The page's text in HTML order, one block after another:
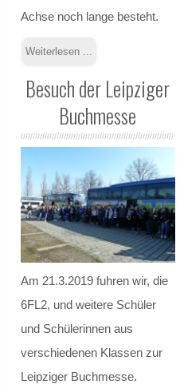
Schulelternrat
Schulordnung
GANZTAGSSCHULE
Berufliche Orientierung
Konzept
Leuchtturmschule
Step.ing
Schulsozialarbeit
Verortung / Konzept
Achse noch lange besteht.
Weiterlesen ...
Besuch der Leipziger
Buchmesse
Am 21.3.2019 fuhren wir, die
6FL2, und weitere Schüler
und Schülerinnen aus
verschiedenen Klassen zur
Leipziger Buchmesse.